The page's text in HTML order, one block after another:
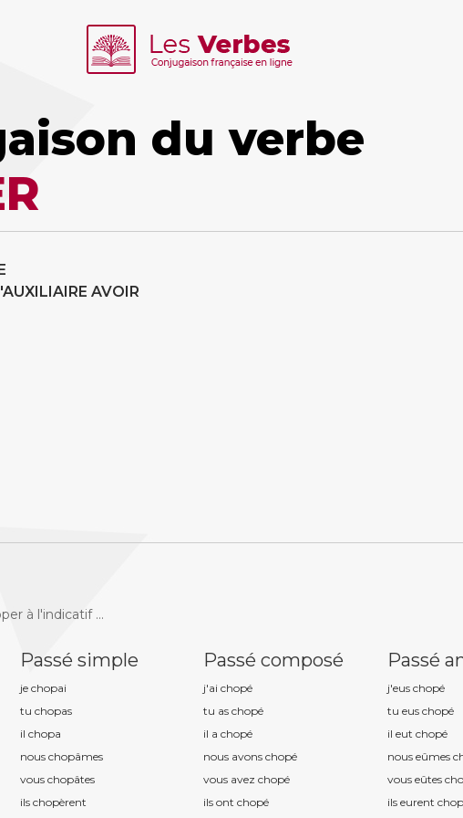
du verbe
AVOIR
à l'indicatif ...
Passé simple
je chopai
tu chopas
il chopa
nous chopâmes
vous chopâtes
ils chopèrent
Passé composé
j'ai chopé
tu as chopé
il a chopé
nous avons chopé
vous avez chopé
ils ont chopé
Passé
j'eus chopé
tu eus chopé
il eut chopé
nous eûmes
vous eûtes
ils eurent chop